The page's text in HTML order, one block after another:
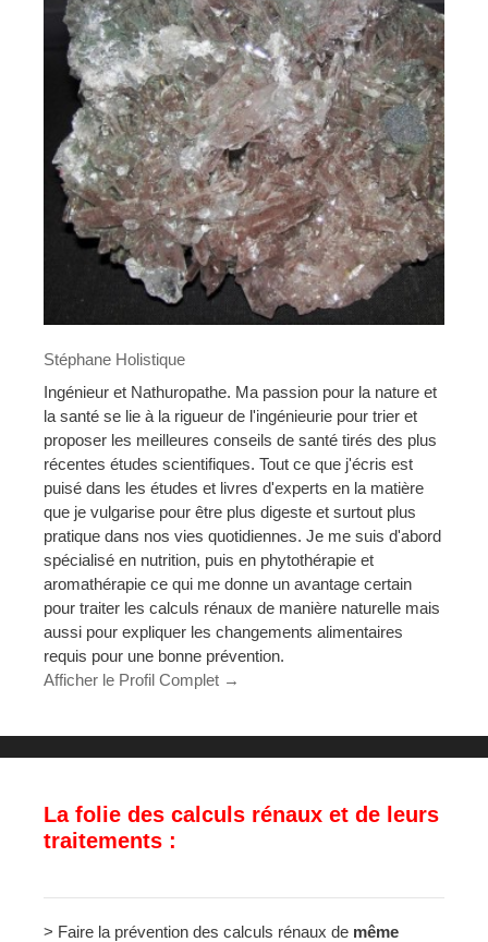
Stéphane Holistique
Ingénieur et Nathuropathe. Ma passion pour la nature et
la santé se lie à la rigueur de l'ingénieurie pour trier et
proposer les meilleures conseils de santé tirés des plus
récentes études scientifiques. Tout ce que j'écris est
puisé dans les études et livres d'experts en la matière
que je vulgarise pour être plus digeste et surtout plus
pratique dans nos vies quotidiennes. Je me suis d'abord
spécialisé en nutrition, puis en phytothérapie et
aromathérapie ce qui me donne un avantage certain
pour traiter les calculs rénaux de manière naturelle mais
aussi pour expliquer les changements alimentaires
requis pour une bonne prévention.
Afficher le Profil Complet →
La folie des calculs rénaux et de leurs
traitements :
> Faire la prévention des calculs rénaux de même